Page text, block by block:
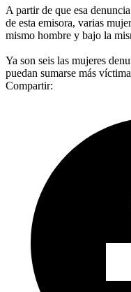
A partir de que esa
de esta emisora, varias
mismo hombre y bajo la
Ya son seis las mujeres
puedan sumarse más
Compartir: